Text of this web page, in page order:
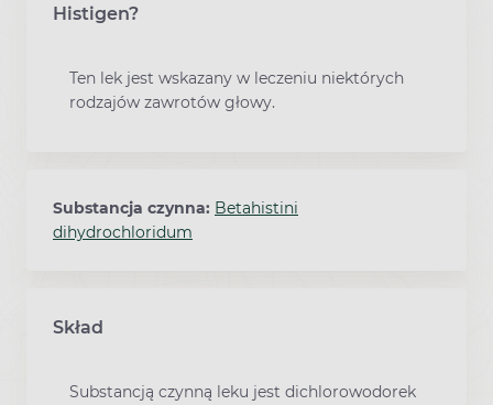
Histigen?
Ten lek jest wskazany w leczeniu niektórych
rodzajów zawrotów głowy.
Substancja czynna: Betahistini
dihydrochloridum
Skład
Substancją czynną leku jest dichlorowodorek